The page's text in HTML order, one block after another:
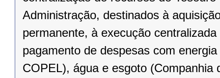
Administração, destinados à
permanente, à execução
pagamento de despesas com
COPEL), água e esgoto